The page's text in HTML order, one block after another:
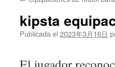
kipsta
Publicada el 2023年3月16日